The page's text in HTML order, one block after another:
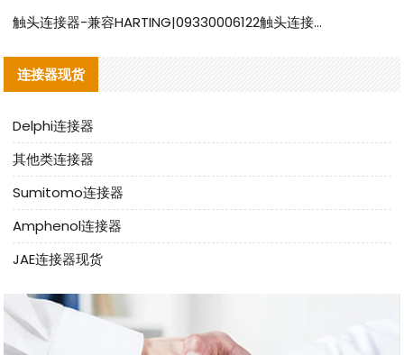
触头连接器-兼容HARTING|09330006122触头连接器替代品说明
连接器现货
Delphi连接器
其他类连接器
Sumitomo连接器
Amphenol连接器
JAE连接器现货